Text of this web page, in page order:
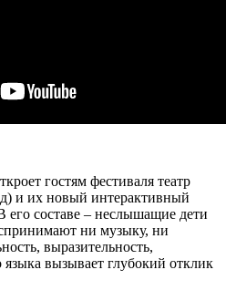
гостям фестиваля театр
и их новый интерактивный
его составе – неслышащие дети
ни музыку, ни
выразительность,
языка вызывает глубокий отклик